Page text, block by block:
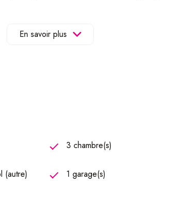
thermo dynamique, adoucisseur ,tous
vous le propose .
En savoir plus
3 chambre(s)
(autre) 1 garage(s)